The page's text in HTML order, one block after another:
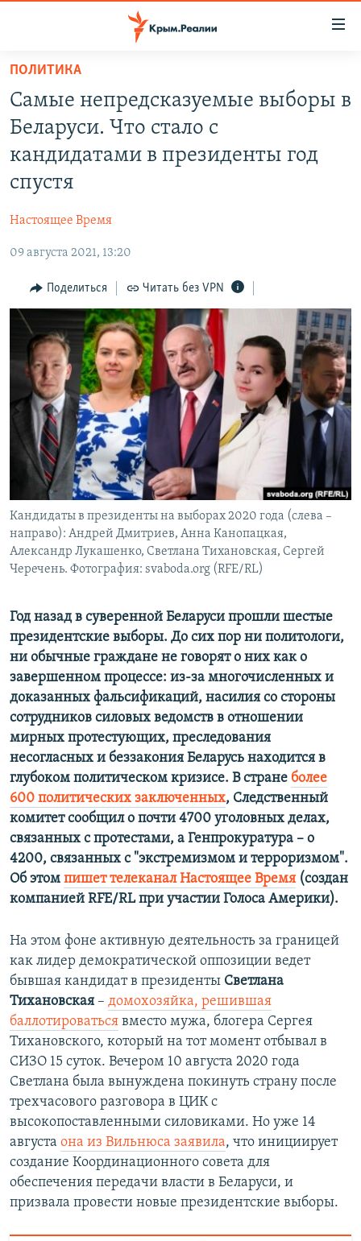
Вернуться
основному
содержанию
Вернутся
главной
ВернутсяИНТЕРАКТИВ
ИНФОГРАФИКА
ТЕЛЕПРОЕКТ КРЫМ.РЕАЛИИ
СОВЕТЫ ПРАВОЗАЩИТНИКОВ
ПРОПАВШИЕ БЕЗ ВЕСТИ
ПОБЕДИТЕЛЕЙ НЕ СУДЯТ?
КРЫМ.НЕПОКОРЕННЫЙ
ELIFBE
УКРАИНСКАЯ ПРОБЛЕМА КРЫМА
РАДІО СВОБОДА
КАК ОБОЙТИ БЛОКИРОВКУ
Qırımtatar
ПРИСОЕДИНЯЙТЕСЬ!
Все сайты RFE/RL
ПОЛИТИКА
Самые непредсказуемые выборы в
Беларуси. Что стало с
кандидатами в президенты год
спустя
Настоящее Время
09 августа 2021, 13:20
Поделиться Читать без VPN
Кандидаты в президенты на выборах 2020 года (слева –
направо): Андрей Дмитриев, Анна Канопацкая,
Александр Лукашенко, Светлана Тихановская, Сергей
Черечень. Фотография: svaboda.org (RFE/RL)
Год назад в суверенной Беларуси прошли шестые
президентские выборы. До сих пор ни политологи,
ни обычные граждане не говорят о них как о
завершенном процессе: из-за многочисленных и
доказанных фальсификаций, насилия со стороны
сотрудников силовых ведомств в отношении
мирных протестующих, преследования
несогласных и беззакония Беларусь находится в
глубоком политическом кризисе. В стране более
600 политических заключенных, Следственный
комитет сообщил о почти 4700 уголовных делах,
связанных с протестами, а Генпрокуратура – о
4200, связанных с "экстремизмом и терроризмом".
Об этом пишет телеканал Настоящее Время (создан
компанией RFE/RL при участии Голоса Америки).
На этом фоне активную деятельность за границей
как лидер демократической оппозиции ведет
бывшая кандидат в президенты Светлана
Тихановская – домохозяйка, решившая
баллотироваться вместо мужа, блогера Сергея
Тихановского, который на тот момент отбывал в
СИЗО 15 суток. Вечером 10 августа 2020 года
Светлана была вынуждена покинуть страну после
трехчасового разговора в ЦИК с
высокопоставленными силовиками. Но уже 14
августа она из Вильнюса заявила, что инициирует
создание Координационного совета для
обеспечения передачи власти в Беларуси, и
призвала провести новые президентские выборы.